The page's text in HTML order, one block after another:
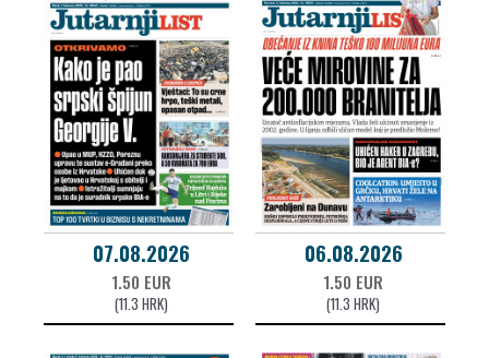
07.08.2026
1.50 EUR
(11.3 HRK)
06.08.2026
1.50 EUR
(11.3 HRK)